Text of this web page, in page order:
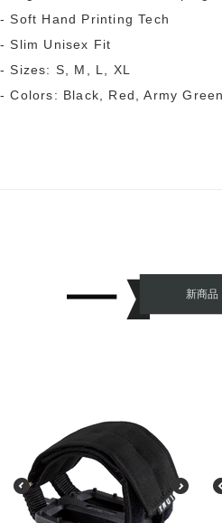
- Soft Hand Printing Tech
- Slim Unisex Fit
- Sizes: S, M, L, XL
- Colors: Black, Red, Army Green
新商品